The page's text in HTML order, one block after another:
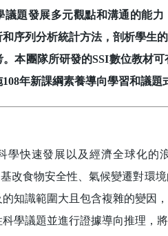
議題發展多元觀點和溝通的能
序列分析統計方法，剖析學生
本團隊所研發的SSI數位教材
年新課綱素養導向學習和議題
速發展以及經濟全球化的浪
改食物安全性、氣候變遷對環
知識範圍大且包含複雜的變因
學議題並進行證據導向推理，